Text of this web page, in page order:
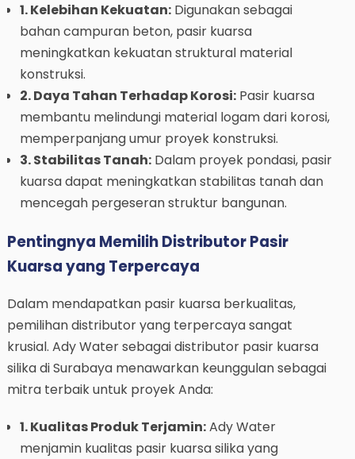
1. Kelebihan Kekuatan:Digunakan sebagai
bahan campuran beton, pasir kuarsa
meningkatkan kekuatan struktural material
konstruksi.
2. Daya Tahan Terhadap Korosi:Pasir kuarsa
membantu melindungi material logam dari korosi,
memperpanjang umur proyek konstruksi.
3. Stabilitas Tanah:Dalam proyek pondasi, pasir
kuarsa dapat meningkatkan stabilitas tanah dan
mencegah pergeseran struktur bangunan.
Pentingnya Memilih Distributor Pasir
Kuarsa yang Terpercaya
Dalam mendapatkan pasir kuarsa berkualitas,
pemilihan distributor yang terpercaya sangat
krusial. Ady Water sebagai distributor pasir kuarsa
silika di Surabaya menawarkan keunggulan sebagai
mitra terbaik untuk proyek Anda:
1. Kualitas Produk Terjamin:Ady Water
menjamin kualitas pasir kuarsa silika yang